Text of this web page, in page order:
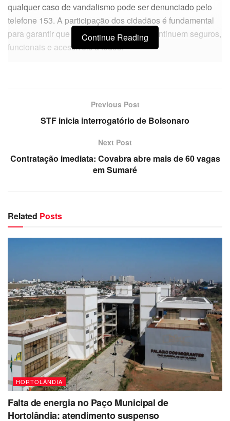
qualquer caso de vandalismo pode ser denunciado pelo
telefone 153. A participação dos cidadãos é fundamental
para garantir que os espaços coletivos continuem seguros,
funcionais e acessíveis a todos.
Continue Reading
Previous Post
STF inicia interrogatório de Bolsonaro
Next Post
Contratação imediata: Covabra abre mais de 60 vagas
em Sumaré
Related Posts
HORTOLÂNDIA
Falta de energia no Paço Municipal de
Hortolândia: atendimento suspenso